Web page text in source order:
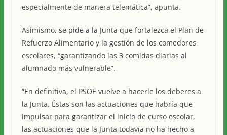
especialmente de manera telemática”, apunta.
Asimismo, se pide a la Junta que fortalezca el Plan de
Refuerzo Alimentario y la gestión de los comedores
escolares, “garantizando las 3 comidas diarias al
alumnado más vulnerable”.
“En definitiva, el PSOE vuelve a hacerle los deberes a
la Junta. Éstas son las actuaciones que habría que
impulsar para garantizar el inicio de curso escolar,
las actuaciones que la Junta todavía no ha hecho a